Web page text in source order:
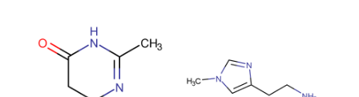
校可先用后付